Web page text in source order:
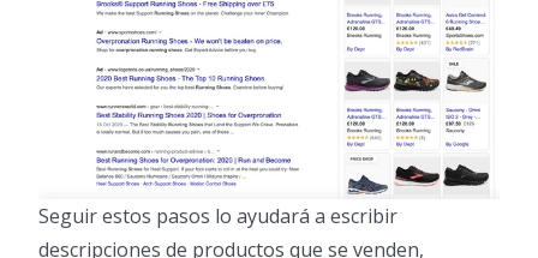
Seguir estos pasos lo ayudará a escribir
descripciones de productos que se venden,